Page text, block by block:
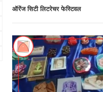
ऑरेंज सिटी लिटरेचर फेस्टिवल